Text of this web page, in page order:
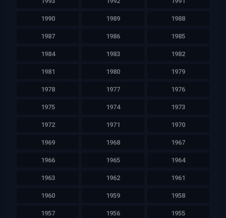
1990 1989 1988
1987 1986 1985
1984 1983 1982
1981 1980 1979
1978 1977 1976
1975 1974 1973
1972 1971 1970
1969 1968 1967
1966 1965 1964
1963 1962 1961
1960 1959 1958
1957 1956 1955